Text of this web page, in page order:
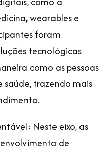
wearables e
foram
tecnológicas
como as pessoas
trazendo mais
Neste eixo, as
de